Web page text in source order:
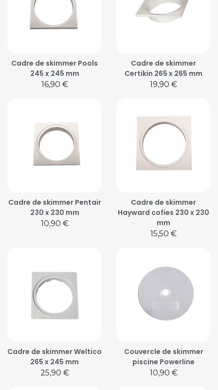
Cadre de skimmer Pools
245 x 245 mm
Prix
16,90 €
Cadre de skimmer
Certikin 265 x 265 mm
Prix
19,90 €
Cadre de skimmer Pentair
230 x 230 mm
Prix
10,90 €
Cadre de skimmer
Hayward cofies 230 x 230
mm
Prix
15,50 €
Cadre de skimmer Weltico
265 x 245 mm
Prix
25,90 €
Couvercle de skimmer
piscine Powerline
Prix
10,90 €